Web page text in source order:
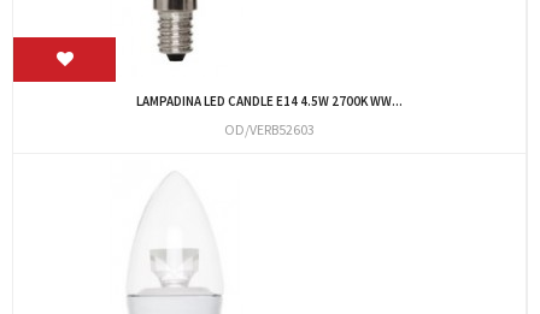
LAMPADINA LED CANDLE E14 4.5W 2700K WW...
OD/VERB52603